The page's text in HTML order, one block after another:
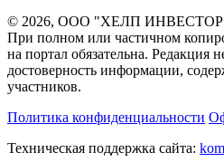
© 2026, ООО "ХЕЛП ИНВЕСТОР".
При полном или частичном
на портал обязательна. Редакция
достоверность информации,
участников.
Политика конфиденциальности
Техническая поддержка сайта: